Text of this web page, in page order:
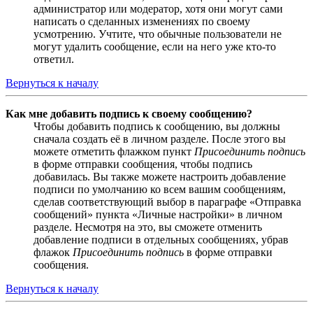
администратор или модератор, хотя они могут сами
написать о сделанных изменениях по своему
усмотрению. Учтите, что обычные пользователи не
могут удалить сообщение, если на него уже кто-то
ответил.
Вернуться к началу
Как мне добавить подпись к своему сообщению?
Чтобы добавить подпись к сообщению, вы должны
сначала создать её в личном разделе. После этого вы
можете отметить флажком пункт Присоединить подпись
в форме отправки сообщения, чтобы подпись
добавилась. Вы также можете настроить добавление
подписи по умолчанию ко всем вашим сообщениям,
сделав соответствующий выбор в параграфе «Отправка
сообщений» пункта «Личные настройки» в личном
разделе. Несмотря на это, вы сможете отменить
добавление подписи в отдельных сообщениях, убрав
флажок Присоединить подпись в форме отправки
сообщения.
Вернуться к началу